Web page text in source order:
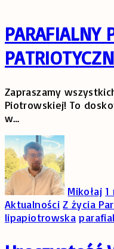
PARAFIALNY
Zapraszamy
Piotrowskiej! To
w…
Mikołaj 1
Aktualności Z życia
lipapiotrowska